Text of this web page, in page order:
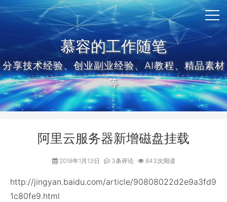
慕容的工作随笔
分享技术经验、创业副业经验、AI教程、精品素材
等
阿里云服务器新增磁盘挂载
2018年1月13日 3条评论 843次阅读
http://jingyan.baidu.com/article/90808022d2e9a3fd9
1c80fe9.html